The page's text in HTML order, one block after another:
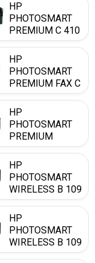
HP
PHOTOSMART
PREMIUM C 410
E
HP
PHOTOSMART
PREMIUM FAX C
309 A
HP
PHOTOSMART
PREMIUM
TOUCHSMART
WEB C 309 N
HP
PHOTOSMART
WIRELESS B 109
B
HP
PHOTOSMART
WIRELESS B 109
D